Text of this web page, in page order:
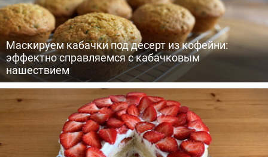
Маскируем кабачки под десерт из кофейни:
эффектно справляемся с кабачковым
нашествием